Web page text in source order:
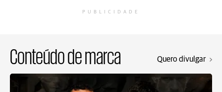
PUBLICIDADE
Conteúdo de marca Quero divulgar